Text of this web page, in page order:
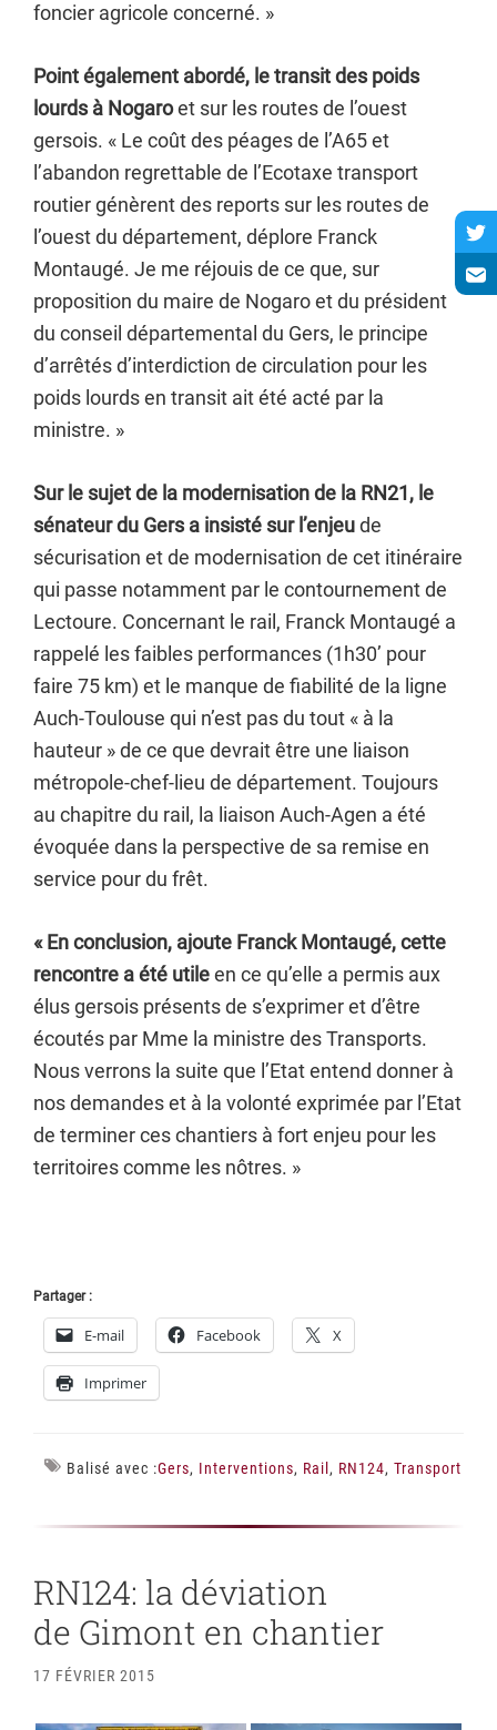
foncier agricole concerné. »
Point également abordé, le transit des poids
lourds à Nogaroet sur les routes de l’ouest
gersois. « Le coût des péages de l’A65 et
l’abandon regrettable de l’Ecotaxe transport
routier génèrent des reports sur les routes de
l’ouest du département, déplore Franck
Montaugé. Je me réjouis de ce que, sur
proposition du maire de Nogaro et du président
du conseil départemental du Gers, le principe
d’arrêtés d’interdiction de circulation pour les
poids lourds en transit ait été acté par la
ministre. »
Sur le sujet de la modernisation de la RN21, le
sénateur du Gers a insisté sur l’enjeude
sécurisation et de modernisation de cet itinéraire
qui passe notamment par le contournement de
Lectoure. Concernant le rail, Franck Montaugé a
rappelé les faibles performances (1h30’ pour
faire 75 km) et le manque de fiabilité de la ligne
Auch-Toulouse qui n’est pas du tout « à la
hauteur » de ce que devrait être une liaison
métropole-chef-lieu de département. Toujours
au chapitre du rail, la liaison Auch-Agen a été
évoquée dans la perspective de sa remise en
service pour du frêt.
« En conclusion, ajoute Franck Montaugé, cette
rencontre a été utileen ce qu’elle a permis aux
élus gersois présents de s’exprimer et d’être
écoutés par Mme la ministre des Transports.
Nous verrons la suite que l’Etat entend donner à
nos demandes et à la volonté exprimée par l’Etat
de terminer ces chantiers à fort enjeu pour les
territoires comme les nôtres. »
Partager :
E-mail Facebook X
Imprimer
Balisé avec :Gers, Interventions, Rail , RN124, Transport
RN124: la déviation
de Gimont en chantier
17 FÉVRIER 2015